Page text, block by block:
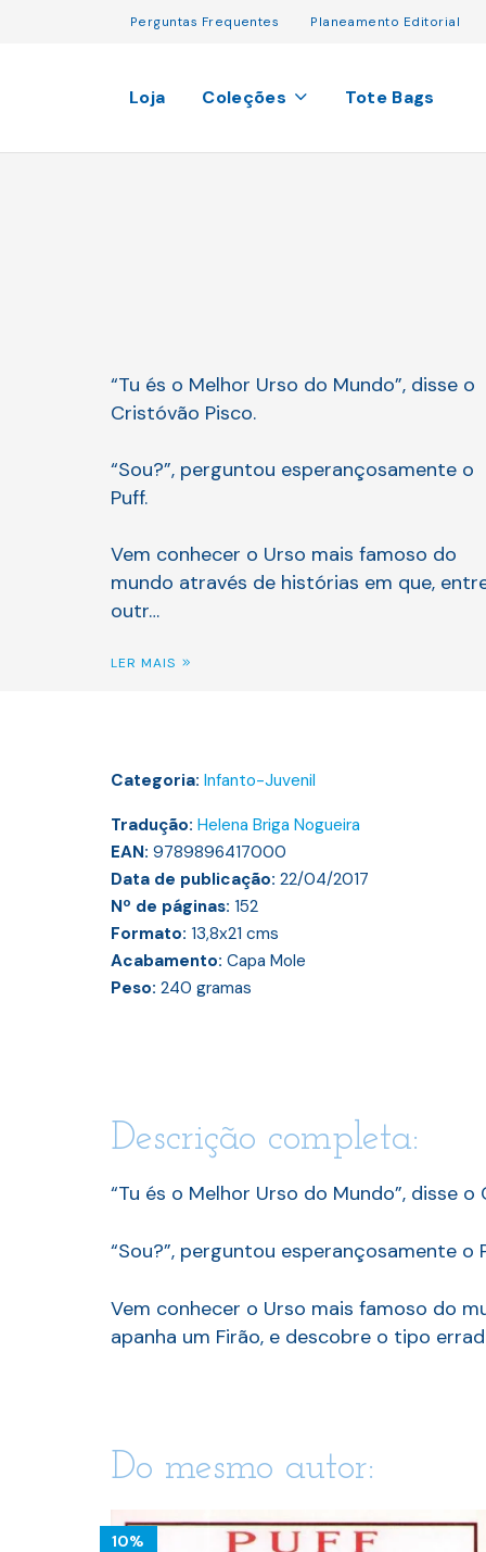
Perguntas Frequentes Planeamento Editorial
Loja Coleções Tote Bags
“Tu és o Melhor Urso do Mundo”, disse o
Cristóvão Pisco.
“Sou?”, perguntou esperançosamente o
Puff.
Vem conhecer o Urso mais famoso do
mundo através de histórias em que,
outr…
LER MAIS
Categoria: Infanto-Juvenil
Tradução: Helena Briga Nogueira
EAN: 9789896417000
Data de publicação: 22/04/2017
Nº de páginas: 152
Formato: 13,8x21 cms
Acabamento: Capa Mole
Peso: 240 gramas
Descrição completa:
“Tu és o Melhor Urso do Mundo”, disse o
“Sou?”, perguntou esperançosamente o
Vem conhecer o Urso mais famoso do
apanha um Firão, e descobre o tipo
Do mesmo autor:
10%